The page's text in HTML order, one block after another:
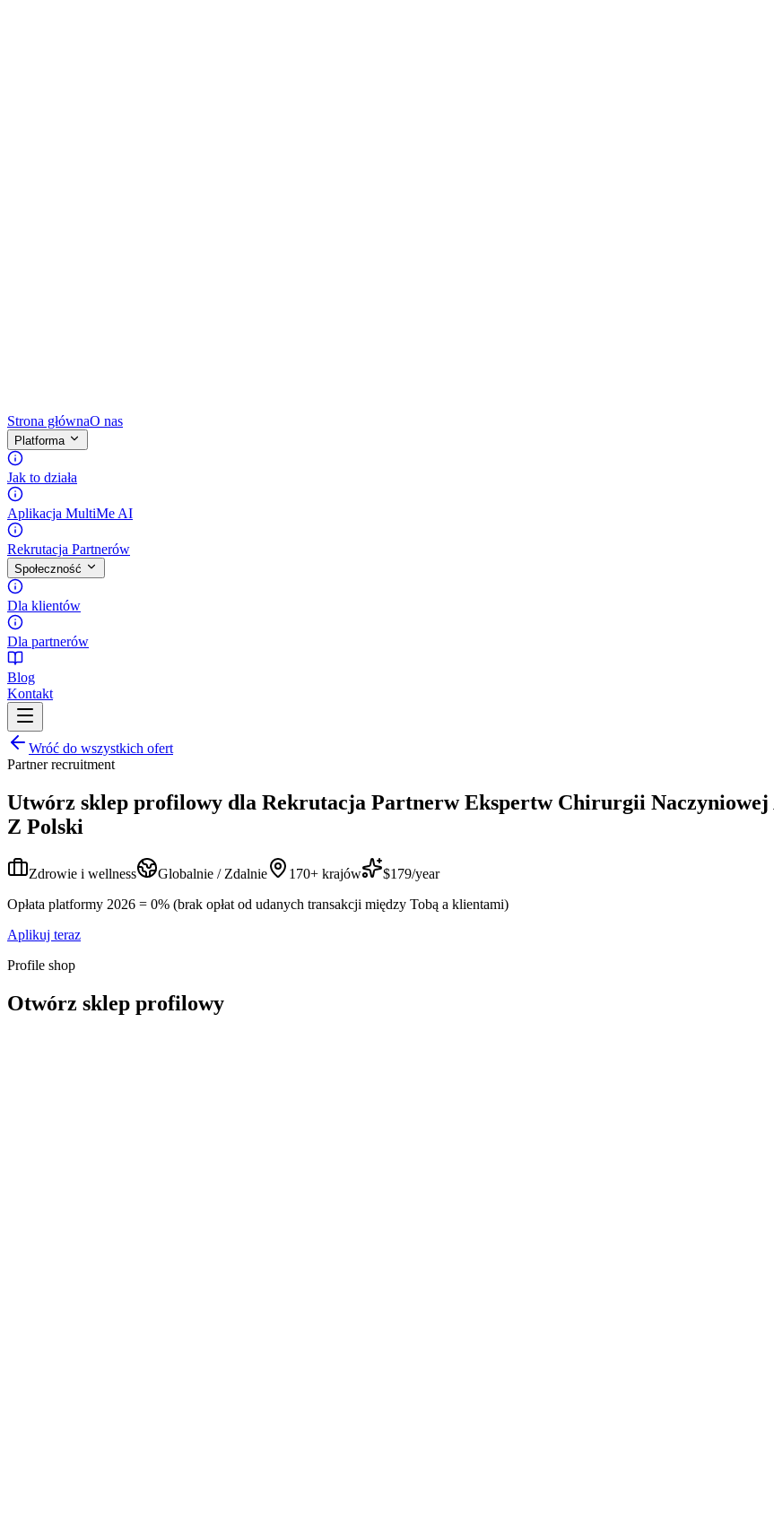
Strona głównaO nas
Platforma
Jak to działa
Aplikacja MultiMe AI
Rekrutacja Partnerów
Społeczność
Dla klientów
Dla partnerów
Blog
Kontakt
Wróć do wszystkich ofert
Partner recruitment
Utwórz sklep profilowy dla Rekrutacja Partnerw Ekspertw Chirurgii
Z Polski
Zdrowie i wellness Globalnie / Zdalnie 170+ krajów
$179/year
Opłata platformy 2026 = 0% (brak opłat od udanych transakcji między Tobą a klientami)
Aplikuj teraz
Profile shop
Otwórz sklep profilowy